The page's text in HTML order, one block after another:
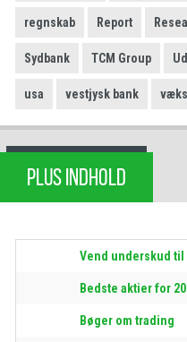
regnskab Report
Sydbank TCM Group
usa vestjysk bank
PLUS INDHOLD
Vend underskud til
Bedste aktier for
Bøger om trading